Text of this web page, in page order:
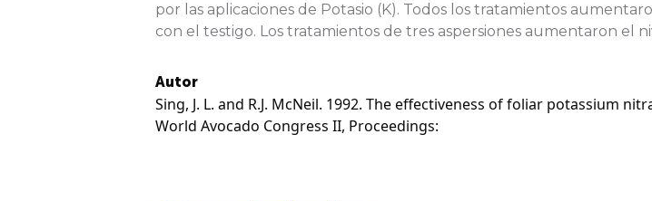
por las aplicaciones de Potasio (K). Todos los tratamientos
con el testigo. Los tratamientos de tres aspersiones aumentaron el
Autor
Sing, J. L. and R.J. McNeil. 1992. The effectiveness of foliar potassium
World Avocado Congress II, Proceedings: